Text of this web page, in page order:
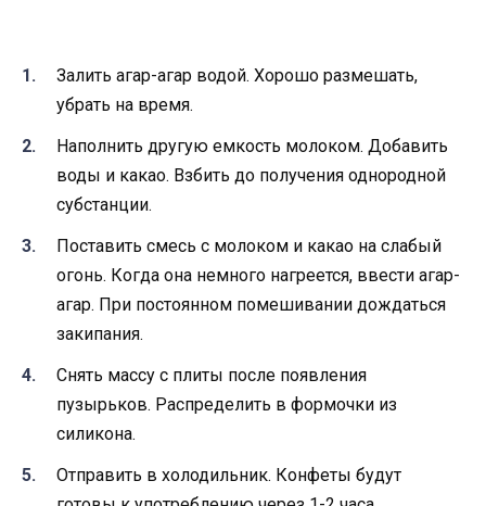
Залить агар-агар водой. Хорошо размешать,
убрать на время.
Наполнить другую емкость молоком. Добавить
воды и какао. Взбить до получения однородной
субстанции.
Поставить смесь с молоком и какао на слабый
огонь. Когда она немного нагреется, ввести агар-
агар. При постоянном помешивании дождаться
закипания.
Снять массу с плиты после появления
пузырьков. Распределить в формочки из
силикона.
Отправить в холодильник. Конфеты будут